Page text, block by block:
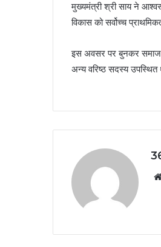
मुख्यमंत्री श्री साय ने
विकास को सर्वोच्च
इस अवसर पर बुनकर समाज
अन्य वरिष्ठ सदस्य उपस्थित